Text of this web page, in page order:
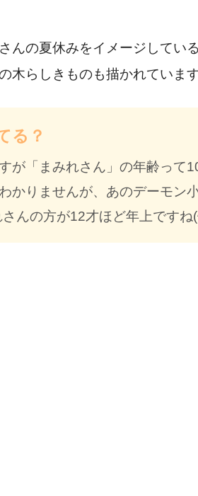
んの夏休みをイメージしてい
木らしきものも描かれています
る？
が「まみれさん」の年齢って
かりませんが、あのデーモン
んの方が12才ほど年上ですね